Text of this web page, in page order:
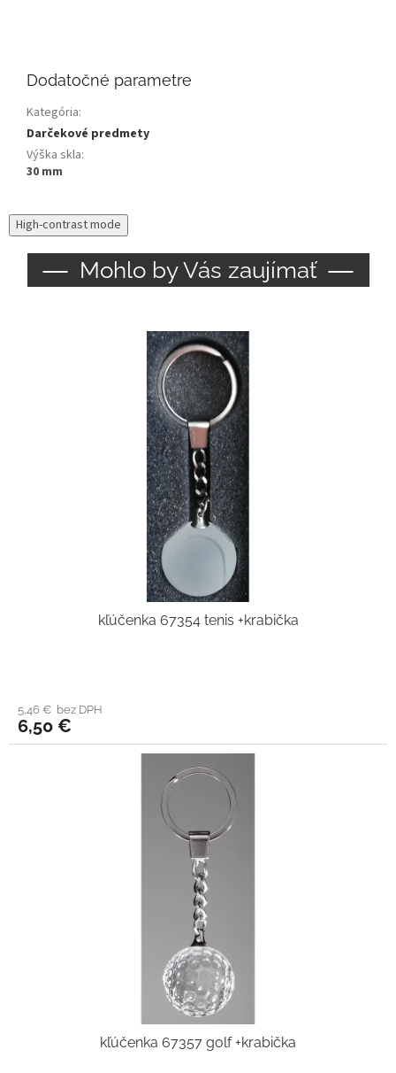
Dodatočné parametre
Kategória:
Darčekové predmety
Výška skla:
30 mm
High-contrast mode
Mohlo by Vás zaujímať
kľúčenka 67354 tenis +krabička
5,46 € bez DPH
6,50 €
kľúčenka 67357 golf +krabička